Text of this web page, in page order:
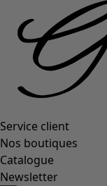
Service client
Nos boutiques
Catalogue
Newsletter